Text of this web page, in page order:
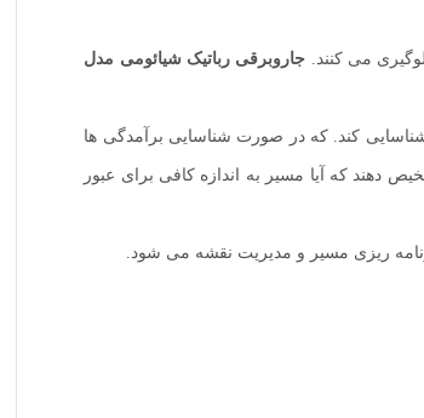
می کنند. جاروبرقی رباتیک شیائومی مدل
را به طور موثری شناسایی کند. که در صورت شناسایی برآمدگی ها
دهند که آیا مسیر به اندازه کافی برای عبور
ریزی مسیر و مدیریت نقشه می شود.